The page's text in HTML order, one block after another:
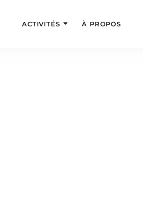
ACTIVITÉS À PROPOS